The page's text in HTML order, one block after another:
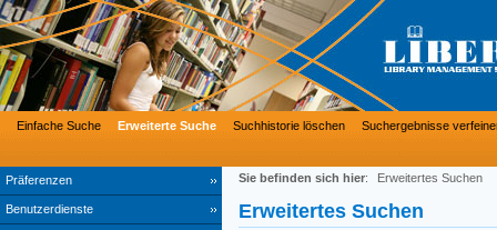
Präferenzen
Benutzerdienste
Einfache Suche Erweiterte Suche Suchhistorie löschen Suchergebnisse
Sie befinden sich hier: Erweitertes Suchen
Erweitertes Suchen